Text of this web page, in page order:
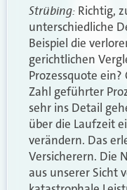
Strübing: Richtig,
unterschiedliche
Beispiel die
gerichtlichen
Prozessquote
Zahl geführter
sehr ins Detail
über die Laufzeit
verändern. Das
Versicherern. Die
aus unserer Sicht